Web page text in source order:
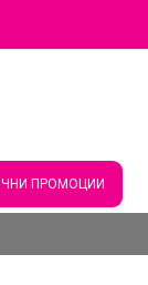
ПРОМОЦИИ